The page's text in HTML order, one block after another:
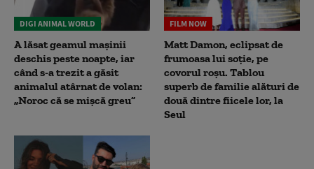
DIGI ANIMAL WORLD
A lăsat geamul mașinii
deschis peste noapte, iar
când s-a trezit a găsit
animalul atârnat de volan:
„Noroc că se mișcă greu”
FILM NOW
Matt Damon, eclipsat de
frumoasa lui soție, pe
covorul roșu. Tablou
superb de familie alături de
două dintre fiicele lor, la
Seul